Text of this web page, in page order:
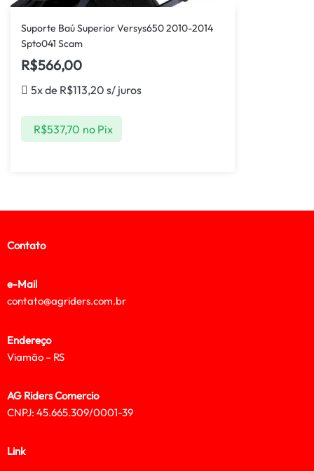
Suporte Baú Superior Versys650 2010-2014
Spto041 Scam
R$566,00
5x de R$113,20 s/ juros
R$537,70 no Pix
Contato
e-Mail
contato@agriders.com.br
Endereço
Viamão – RS
AG Riders Comercio
CNPJ: 45.665.309/0001-39
Link